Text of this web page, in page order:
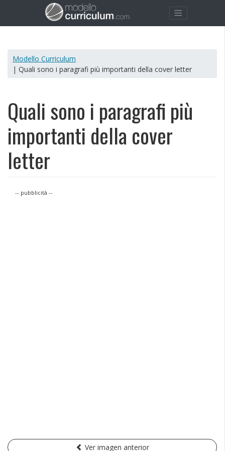
Modello Curriculum
| Quali sono i paragrafi più importanti della cover letter
Quali sono i paragrafi più
importanti della cover
letter
-- pubblicità --
Ver imagen anterior